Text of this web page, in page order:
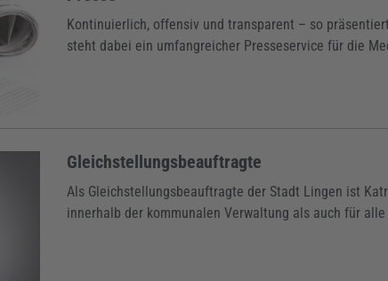
Kontinuierlich, offensiv und transparent – so
steht dabei ein umfangreicher Presseservice für die
Gleichstellungsbeauftragte
Als Gleichstellungsbeauftragte der Stadt Lingen ist
innerhalb der kommunalen Verwaltung als auch für